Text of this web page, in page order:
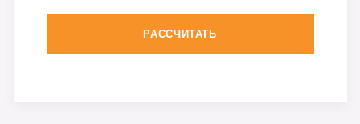
РАССЧИТАТЬ